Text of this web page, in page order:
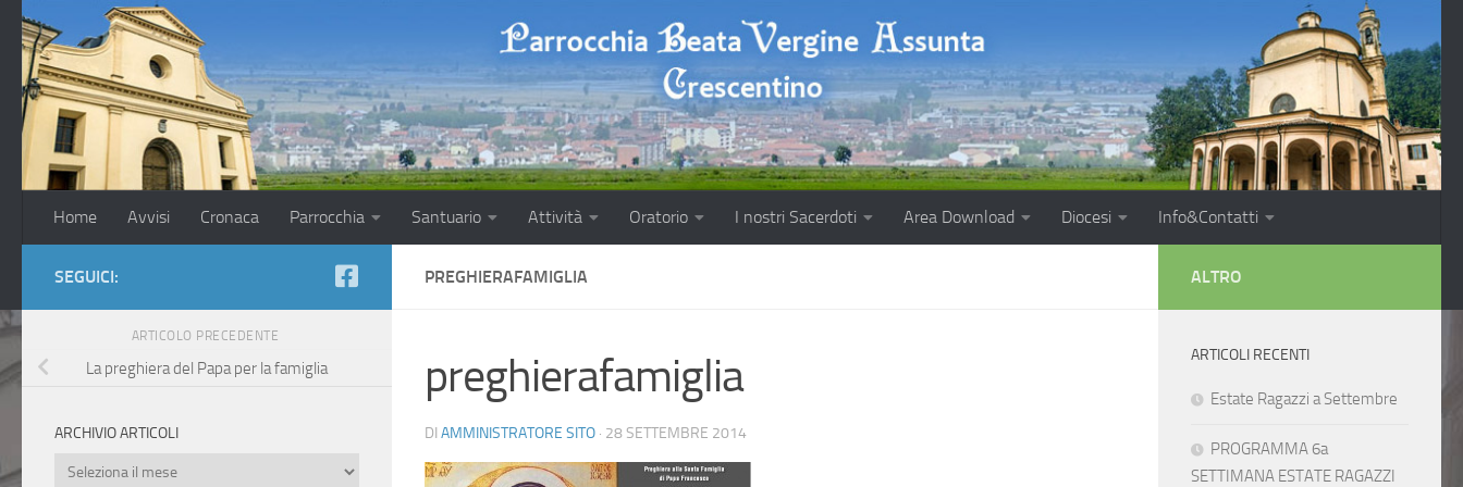
Salta al contenuto
Home Avvisi Cronaca Parrocchia Santuario Attività Oratorio I nostri Sacerdoti Area Download Diocesi Info&Contatti
PREGHIERAFAMIGLIA
preghierafamiglia
DI AMMINISTRATORE SITO · 28 SETTEMBRE 2014
SEGUICI:
ARTICOLO PRECEDENTE
La preghiera del Papa per la famiglia
ARCHIVIO ARTICOLI
Archivio
ALTRO
ARTICOLI RECENTI
Estate Ragazzi a Settembre
PROGRAMMA 6a
SETTIMANA ESTATE RAGAZZI